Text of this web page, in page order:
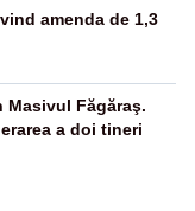
amenda de 1,3
Făgăraş.
a doi tineri